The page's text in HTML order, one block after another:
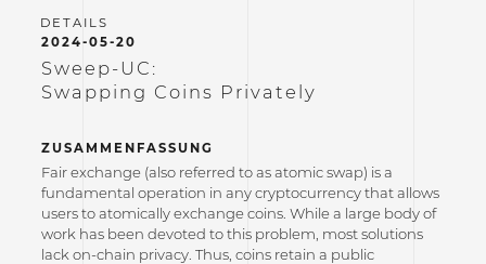
2024-05-20
Sweep-UC:
Swapping Coins Privately
ZUSAMMENFASSUNG
Fair exchange (also referred to as atomic swap) is a
fundamental operation in any cryptocurrency that allows
users to atomically exchange coins. While a large body of
work has been devoted to this problem, most solutions
lack on-chain privacy. Thus, coins retain a public